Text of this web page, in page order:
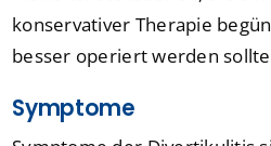
konservativer Therapie
besser operiert werden
Symptome